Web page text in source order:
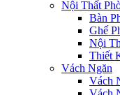
Nội Thất
Bàn
Ghế
Nội
Thiết
Vách Ngăn
Vách